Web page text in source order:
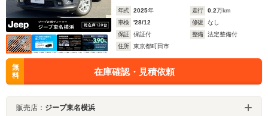
年式 2025年 走行 0.2万km
車検
'28/12 修復
なし
保証
保証付 整備
法定整備付
住所
東京都町田市
無
料
在庫確認・見積依頼
販売店： ジープ東名横浜